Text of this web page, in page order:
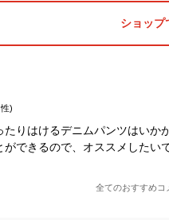
ショップ
)
たりはけるデニムパンツはいか
ができるので、オススメしたい
全てのおすすめコ